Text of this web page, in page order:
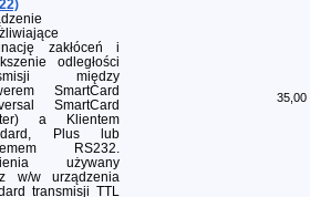
zakłóceń i
odległości
między
SmartCard
SmartCard
a Klientem
Plus lub
RS232.
używany
w/w urządzenia
transmisji TTL
35,00